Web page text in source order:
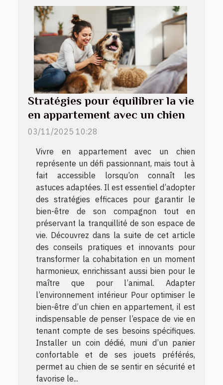
Stratégies pour équilibrer la vie
en appartement avec un chien
03/11/2025 10:28
Vivre en appartement avec un chien
représente un défi passionnant, mais tout à
fait accessible lorsqu’on connaît les
astuces adaptées. Il est essentiel d’adopter
des stratégies efficaces pour garantir le
bien-être de son compagnon tout en
préservant la tranquillité de son espace de
vie. Découvrez dans la suite de cet article
des conseils pratiques et innovants pour
transformer la cohabitation en un moment
harmonieux, enrichissant aussi bien pour le
maître que pour l’animal. Adapter
l’environnement intérieur Pour optimiser le
bien-être d’un chien en appartement, il est
indispensable de penser l’espace de vie en
tenant compte de ses besoins spécifiques.
Installer un coin dédié, muni d’un panier
confortable et de ses jouets préférés,
permet au chien de se sentir en sécurité et
favorise le...